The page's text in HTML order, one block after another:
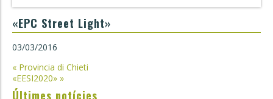
«EPC Street Light»
03/03/2016
Navegació
d'entrades
« Provincia di Chieti
«EESI2020» »
Últimes notícies